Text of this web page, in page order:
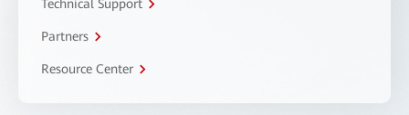
Technical Support
Partners
Resource Center